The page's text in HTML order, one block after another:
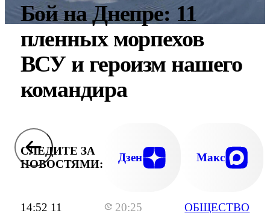
14:52 11
20:25
ОБЩЕСТВО
Бой на Днепре: 11
пленных морпехов
ВСУ и героизм нашего
командира
СЛЕДИТЕ ЗА
НОВОСТЯМИ:
Дзен Макс